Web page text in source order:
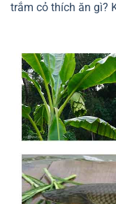
trắm cỏ thích ăn gì?